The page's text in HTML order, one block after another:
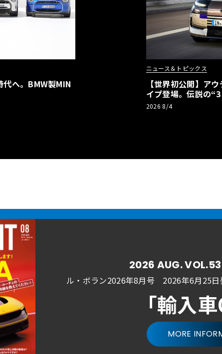
代へ。BMW製MIN
ニュース＆トピックス
【世界初公開】ア
イプ登場。伝説の
リーBEVとして復活
2026 8/4
2026 AUG.
ル・ボラン2026年8月号 2026年6月25日
「輸入
MORE